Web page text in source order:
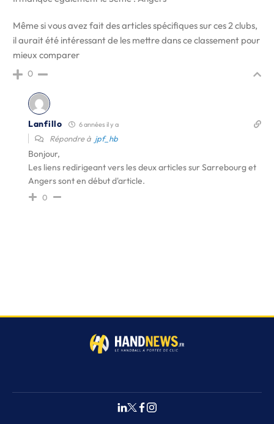
Même si vous avez fait des articles spécifiques sur ces 2 clubs,
il aurait été intéressant de les mettre dans ce classement pour
mieux comparer
0
Lanfillo 6 années il y a
Répondre à jpf_hb
Bonjour,
Les liens redirigeant vers les deux articles sur Sarrebourg et
Angers sont en début d'article.
0